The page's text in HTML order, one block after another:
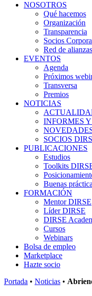
NOSOTROS
Qué hacemos
Organización
Transparencia
Socios
Red de alianzas
EVENTOS
Agenda
Próximos
Transversa
Premios
NOTICIAS
INFORMES
SOCIOS
PUBLICACIONES
Estudios
Toolkits
Buenas
FORMACIÓN
Mentor DIRSE
Líder DIRSE
DIRSE
Cursos
Webinars
Bolsa de empleo
Marketplace
Hazte socio
Portada • Noticias •